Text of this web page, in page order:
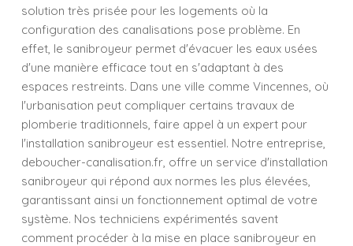
solution très prisée pour les logements où la
configuration des canalisations pose problème. En
effet, le sanibroyeur permet d'évacuer les eaux usées
d'une manière efficace tout en s'adaptant à des
espaces restreints. Dans une ville comme Vincennes, où
l'urbanisation peut compliquer certains travaux de
plomberie traditionnels, faire appel à un expert pour
l'installation sanibroyeur est essentiel. Notre entreprise,
deboucher-canalisation.fr, offre un service d'installation
sanibroyeur qui répond aux normes les plus élevées,
garantissant ainsi un fonctionnement optimal de votre
système. Nos techniciens expérimentés savent
comment procéder à la mise en place sanibroyeur en